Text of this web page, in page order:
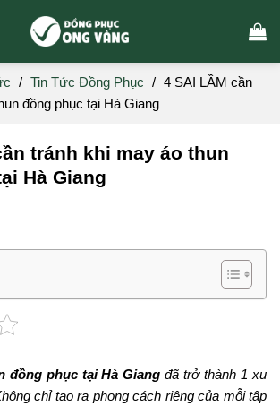
/ Tin Tức Đồng Phục / 4 SAI LẦM cần
đồng phục tại Hà Giang
tránh khi may áo thun
Hà Giang
đồng phục tại Hà Giang đã trở thành 1 xu
chỉ tạo ra phong cách riêng của mỗi tập